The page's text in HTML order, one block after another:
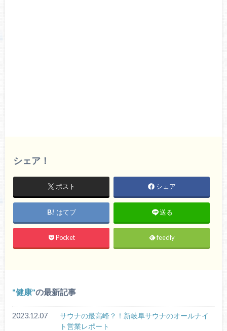
シェア！
ポスト シェア
はてブ 送る
Pocket feedly
健康 の最新記事
2023.12.07
サウナの最高峰？！新岐阜サウナのオールナイ
ト営業レポート